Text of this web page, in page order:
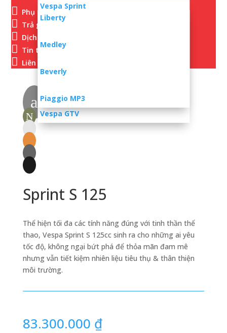
Vespa Sprint
Vespa GTV
Liberty
Medley
Beverly
Piaggio MP3
 Phụ tùng & Phụ kiện
 Trả góp
 Dịch vụ
 Tin tức - Tuyển dụng
 Liên hệ
a
N
Sprint S 125
Thể hiện tối đa các tính năng đúng với tinh thần thể
thao, Vespa Sprint S 125cc sinh ra cho những ai yêu
tốc độ, không ngại bứt phá để thỏa mãn đam mê
nhưng vẫn tiết kiệm nhiên liệu tiêu thụ & thân thiện
môi trường.
83.300.000 ₫